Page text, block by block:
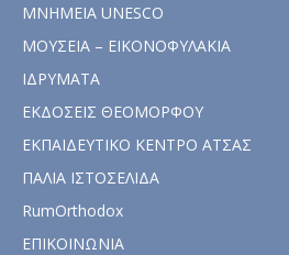
ΜΝΗΜΕΙΑ UNESCO
ΜΟΥΣΕΙΑ – ΕΙΚΟΝΟΦΥΛΑΚΙΑ
ΙΔΡΥΜΑΤΑ
ΕΚΔΟΣΕΙΣ ΘΕΟΜΟΡΦΟΥ
ΕΚΠΑΙΔΕΥΤΙΚΟ ΚΕΝΤΡΟ ΑΤΣΑΣ
ΠΑΛΙΑ ΙΣΤΟΣΕΛΙΔΑ
RumOrthodox
ΕΠΙΚΟΙΝΩΝΙΑ